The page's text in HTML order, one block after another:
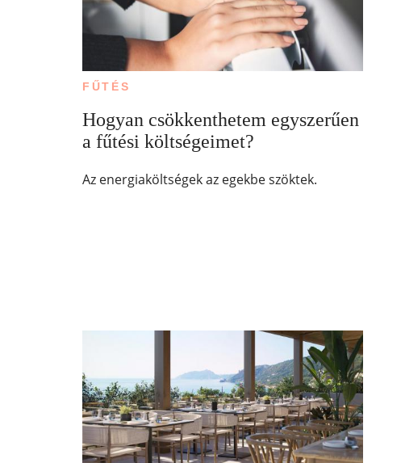
FŰTÉS
Hogyan csökkenthetem egyszerűen
a fűtési költségeimet?
Az energiaköltségek az egekbe szöktek.